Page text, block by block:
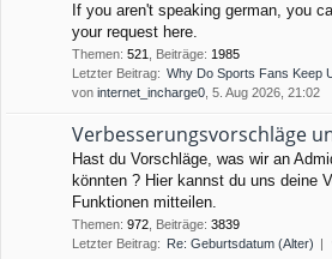
If you aren't speaking german, you
your request here.
Themen: 521 Beiträge: 1985
Letzter Beitrag: Why Do Sports Fans Keep
von internet_incharge0 , 5. Aug 2026, 21:02
Verbesserungsvorschläge
Hast du Vorschläge, was wir an
könnten ? Hier kannst du uns deine
Funktionen mitteilen.
Themen: 972 Beiträge: 3839
Letzter Beitrag: Re: Geburtsdatum (Alter)